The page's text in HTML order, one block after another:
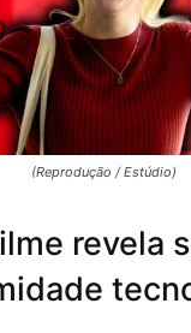
(Reprodução / Estúdio)
revela